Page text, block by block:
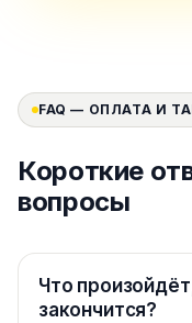
FAQ — ОПЛАТА И
Короткие
вопросы
Что
закончится?